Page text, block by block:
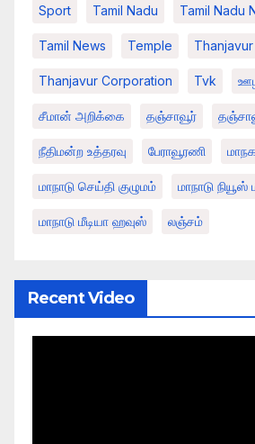
Sport Tamil Nadu Tamil Nadu
Tamil News Temple Thanjavur
Thanjavur Corporation Tvk
சீமான் அறிக்கை தஞ்சாவூர்
நீதிமன்ற உத்தரவு பேராவூரணி
மாநாடு செய்தி குழுமம் மாநாடு நியூஸ்
மாநாடு மீடியா ஹவுஸ் லஞ்சம்
Recent Video